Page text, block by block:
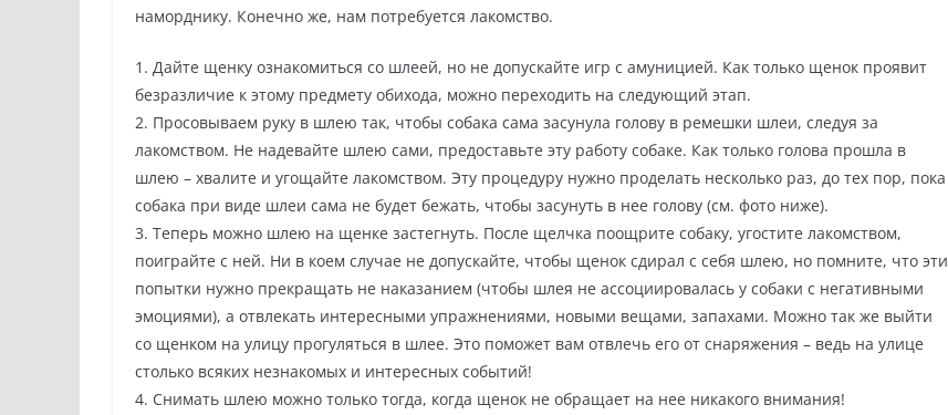
наморднику. Конечно же, нам потребуется лакомство.
1. Дайте щенку ознакомиться со шлеей, но не допускайте игр с амуницией. Как только щенок проявит
безразличие к этому предмету обихода, можно переходить на следующий этап.
2. Просовываем руку в шлею так, чтобы собака сама засунула голову в ремешки шлеи, следуя за
лакомством. Не надевайте шлею сами, предоставьте эту работу собаке. Как только голова прошла в
шлею – хвалите и угощайте лакомством. Эту процедуру нужно проделать несколько раз, до тех пор, пока
собака при виде шлеи сама не будет бежать, чтобы засунуть в нее голову (см. фото ниже).
3. Теперь можно шлею на щенке застегнуть. После щелчка поощрите собаку, угостите лакомством,
поиграйте с ней. Ни в коем случае не допускайте, чтобы щенок сдирал с себя шлею, но помните, что эти
попытки нужно прекращать не наказанием (чтобы шлея не ассоциировалась у собаки с негативными
эмоциями), а отвлекать интересными упражнениями, новыми вещами, запахами. Можно так же выйти
со щенком на улицу прогуляться в шлее. Это поможет вам отвлечь его от снаряжения – ведь на улице
столько всяких незнакомых и интересных событий!
4. Снимать шлею можно только тогда, когда щенок не обращает на нее никакого внимания!